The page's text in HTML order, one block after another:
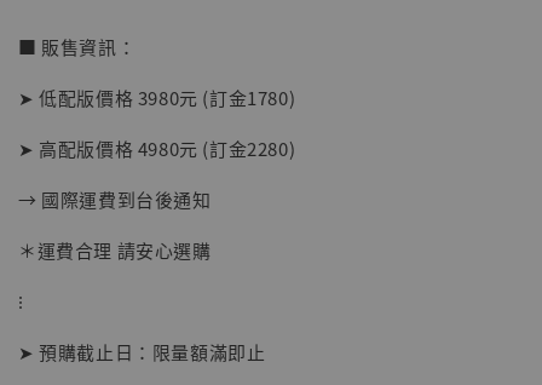
■ 販售資訊：
➤ 低配版價格 3980元 (訂金1780)
➤ 高配版價格 4980元 (訂金2280)
→ 國際運費到台後通知
＊運費合理 請安心選購
⁝
➤ 預購截止日：限量額滿即止